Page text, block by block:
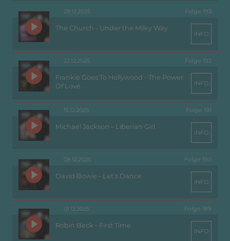
29.12.2025 Folge 193
The Church - Under the Milky Way
INFO
22.12.2025 Folge 192
Frankie Goes To Hollywood - The Power
Of Love
INFO
15.12.2025 Folge 191
Michael Jackson – Liberian Girl
INFO
08.12.2025 Folge 190
David Bowie - Let’s Dance
INFO
01.12.2025 Folge 189
Robin Beck - First Time
INFO